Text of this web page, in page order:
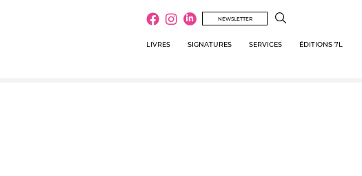
NEWSLETTER
LIVRES SIGNATURES SERVICES ÉDITIONS 7L